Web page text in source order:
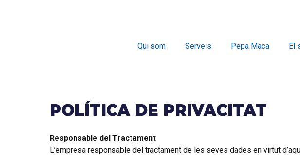
Qui som Serveis Pepa Maca El
POLÍTICA DE PRIVACITAT
Responsable del Tractament
L’empresa responsable del tractament de les seves dades en virtut